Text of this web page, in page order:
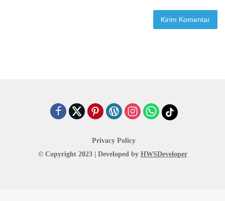
Privacy Policy
© Copyright 2023 | Developed by HWSDeveloper